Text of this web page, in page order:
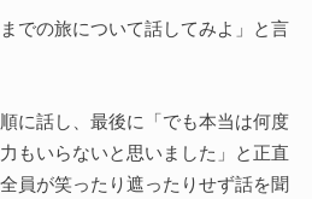
での旅について話してみよ」と言
に話し、最後に「でも本当は何度
もいらないと思いました」と正直
員が笑ったり遮ったりせず話を聞